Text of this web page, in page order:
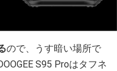
ので、うす暗い場所で
S95 Proはタフネ